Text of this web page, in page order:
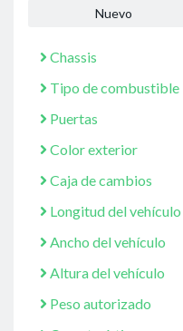
Nuevo
Chassis
Tipo de combustible
Puertas
Color exterior
Caja de cambios
Longitud del vehículo
Ancho del vehículo
Altura del vehículo
Peso autorizado